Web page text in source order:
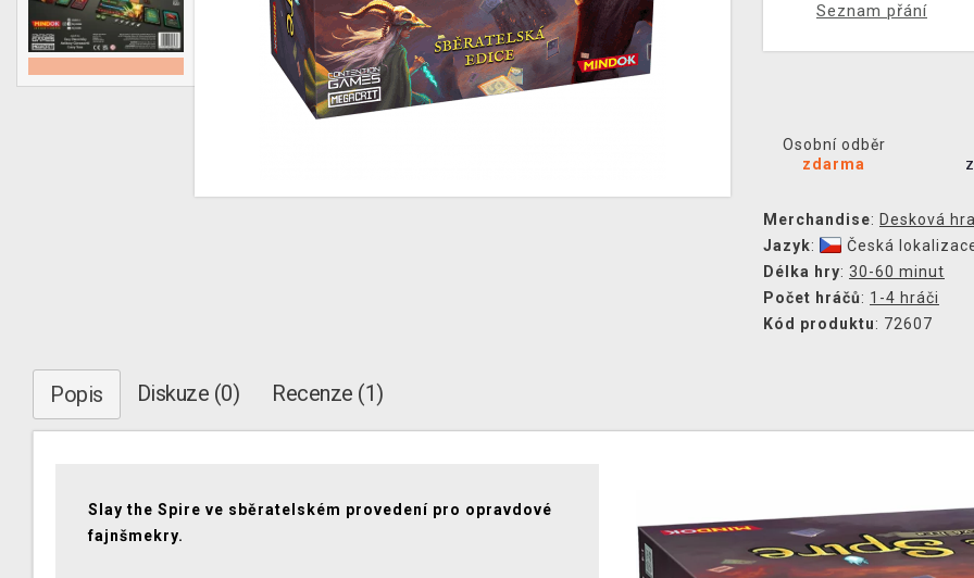
Seznam přání
Osobní odběr
zdarma
Merchandise: Desková
Jazyk:
Česká
Délka hry: 30-60 minut
Počet hráčů: 1-4 hráči
Kód produktu: 72607
Popis Diskuze (0) Recenze (1)
Slay the Spire ve sběratelském provedení pro opravdové
fajnšmekry.